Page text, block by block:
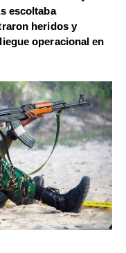
escoltaba
heridos y
operacional en